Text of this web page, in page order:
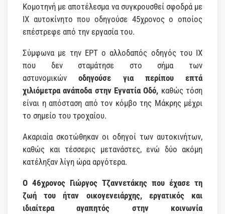
Κομοτηνή με αποτέλεσμα να συγκρουσθεί σφοδρά με
ΙΧ αυτοκίνητο που οδηγούσε 45χρονος ο οποίος
επέστρεφε από την εργασία του.
Σύμφωνα με την ΕΡΤ ο αλλοδαπός οδηγός του ΙΧ
που δεν σταμάτησε στο σήμα των
αστυνομικώνοδηγούσε για περίπου επτά
χιλιόμετρα ανάποδα στην Εγνατία Οδό, καθώς τόση
είναι η απόσταση από τον κόμβο της Μάκρης μέχρι
το σημείο του τροχαίου.
Ακαριαία σκοτώθηκαν οι οδηγοί των αυτοκινήτων,
καθώς και τέσσερις μετανάστες, ενώ δύο ακόμη
κατέληξαν λίγη ώρα αργότερα.
Ο 46χρονος Γιώργος Τζαννετάκης που έχασε τη
ζωή του ήταν οικογενειάρχης, εργατικός και
ιδιαίτερα αγαπητός στην κοινωνία